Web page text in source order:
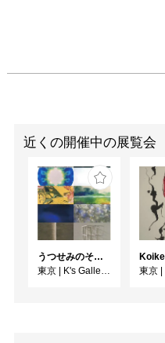
近くの開催中の展覧会
うつせみのそら展
東京
K's Gallery room A
東京